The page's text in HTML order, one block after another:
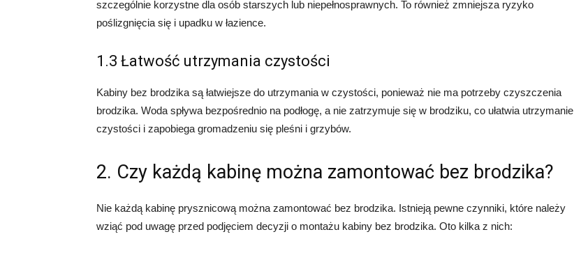
szczególnie korzystne dla osób starszych lub niepełnosprawnych. To również zmniejsza ryzyko
poślizgnięcia się i upadku w łazience.
1.3 Łatwość utrzymania czystości
Kabiny bez brodzika są łatwiejsze do utrzymania w czystości, ponieważ nie ma potrzeby czyszczenia
brodzika. Woda spływa bezpośrednio na podłogę, a nie zatrzymuje się w brodziku, co ułatwia utrzymanie
czystości i zapobiega gromadzeniu się pleśni i grzybów.
2. Czy każdą kabinę można zamontować bez brodzika?
Nie każdą kabinę prysznicową można zamontować bez brodzika. Istnieją pewne czynniki, które należy
wziąć pod uwagę przed podjęciem decyzji o montażu kabiny bez brodzika. Oto kilka z nich: